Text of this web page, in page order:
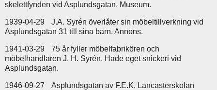
skelettfynden vid Asplundsgatan. Museum.
1939-04-29
J.A. Syrén överlåter sin möbeltillverkning vid
Asplundsgatan 31 till sina barn. Annons.
1941-03-29
75 år fyller möbelfabrikören och
möbelhandlaren J. H. Syrén. Hade eget snickeri vid
Asplundsgatan.
1946-09-27
Asplundsgatan av F.E.K. Lancasterskolan